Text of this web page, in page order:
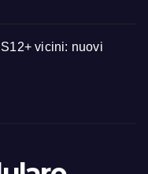
vicini: nuovi